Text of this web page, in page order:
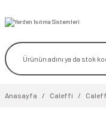
Anasayfa Caleffi